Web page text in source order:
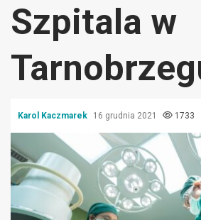
Szpitala w
Karol Kaczmarek 16 grudnia 2021 1733